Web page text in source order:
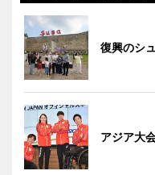
復興のシ
アジア大